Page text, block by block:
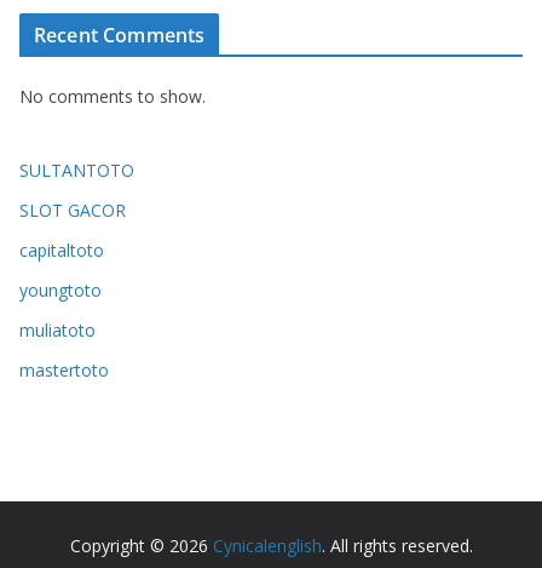
Recent Comments
No comments to show.
SULTANTOTO
SLOT GACOR
capitaltoto
youngtoto
muliatoto
mastertoto
Copyright © 2026 Cynicalenglish. All rights reserved.